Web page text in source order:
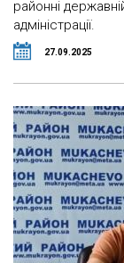
районні
адміністрації.
27.09.2025